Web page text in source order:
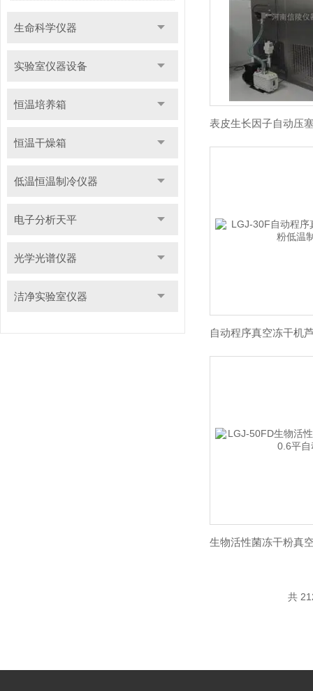
生命科学仪器
实验室仪器设备
恒温培养箱
恒温干燥箱
低温恒温制冷仪器
电子分析天平
光学光谱仪器
洁净实验室仪器
共